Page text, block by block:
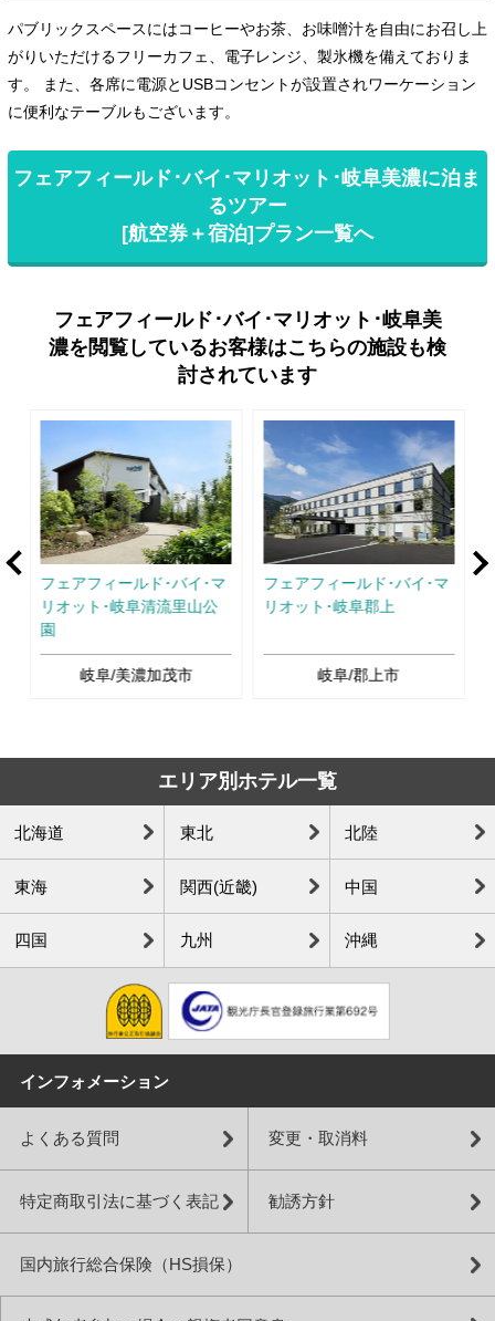
パブリックスペースにはコーヒーやお茶、お味噌汁を自由にお召し上
がりいただけるフリーカフェ、電子レンジ、製氷機を備えておりま
す。 また、各席に電源とUSBコンセントが設置されワーケーション
に便利なテーブルもございます。
フェアフィールド･バイ･マリオット･岐阜美濃に泊ま
るツアー
[航空券＋宿泊]プラン一覧へ
フェアフィールド･バイ･マリオット･岐阜美
濃を閲覧しているお客様はこちらの施設も検
討されています
フェアフィールド･バイ･マ
リオット･岐阜清流里山公
園
岐阜/美濃加茂市
フェアフィールド･バイ･マ
リオット･岐阜郡上
岐阜/郡上市
エリア別ホテル一覧
北海道 東北 北陸
東海 関西(近畿) 中国
四国 九州 沖縄
インフォメーション
よくある質問 変更・取消料
特定商取引法に基づく表記 勧誘方針
国内旅行総合保険（HS損保）